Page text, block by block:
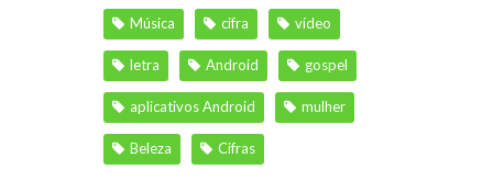
Música cifra vídeo
letra Android gospel
aplicativos Android mulher
Beleza Cifras